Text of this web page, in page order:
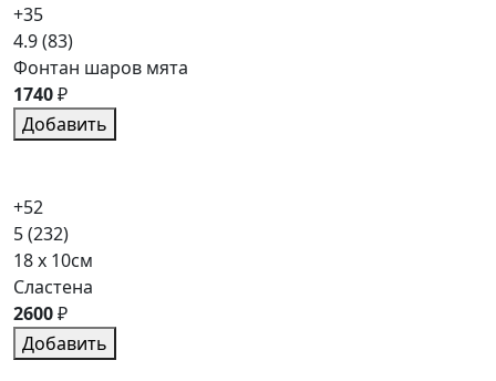
+35
4.9(83)
Фонтан шаров мята
1740₽
Добавить
+52
5(232)
18 x 10см
Сластена
2600₽
Добавить